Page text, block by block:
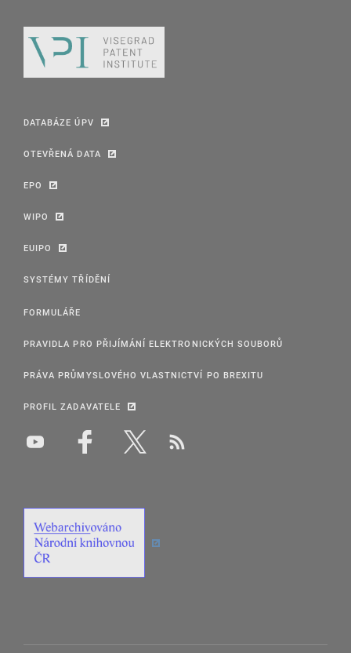
DATABÁZE ÚPV
OTEVŘENÁ DATA
EPO
WIPO
EUIPO
SYSTÉMY TŘÍDĚNÍ
FORMULÁŘE
PRAVIDLA PRO PŘIJÍMÁNÍ ELEKTRONICKÝCH SOUBORŮ
PRÁVA PRŮMYSLOVÉHO VLASTNICTVÍ PO BREXITU
PROFIL ZADAVATELE